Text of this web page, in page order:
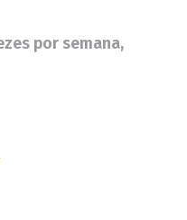
por semana,